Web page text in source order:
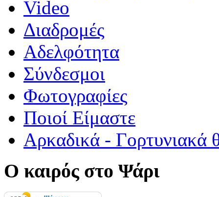
Video
Διαδρομές
Αδελφότητα
Σύνδεσμοι
Φωτογραφίες
Ποιοί Είμαστε
Αρκαδικά - Γορτυνιακά
Ο καιρός στο Ψάρι